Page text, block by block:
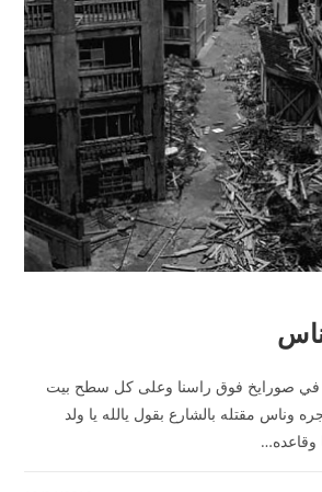
في صورايخ فوق راسنا وعلى كل سطح بيت
وناس مقتله بالشارع بقول يالله يا ولد
وقاعده…